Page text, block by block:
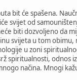
bit će spašena.
svijet od
biti dozvoljeno da
svijeta u tom
u zoni
odnos
načina. Mnogi